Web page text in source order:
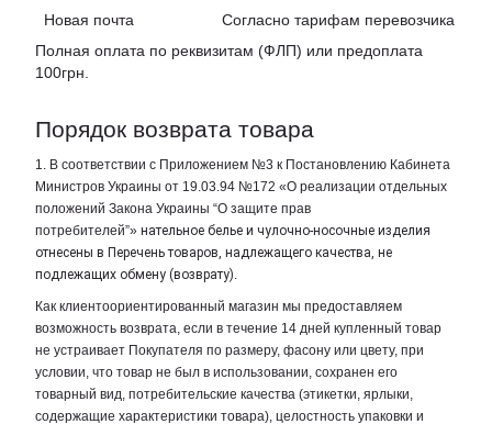
Новая почта Согласно тарифам перевозчика
Полная оплата по реквизитам (ФЛП) или предоплата
100грн.
Порядок возврата товара
1. В соответствии с Приложением №3 к Постановлению Кабинета
Министров Украины от 19.03.94 №172 «О реализации отдельных
положений Закона Украины “О защите прав
потребителей”» нательное белье и чулочно-носочные изделия
отнесены в Перечень товаров, надлежащего качества, не
подлежащих обмену (возврату).
Как клиентоориентированный магазин мы предоставляем
возможность возврата, если в течение 14 дней купленный товар
не устраивает Покупателя по размеру, фасону или цвету, при
условии, что товар не был в использовании, сохранен его
товарный вид, потребительские качества (этикетки, ярлыки,
содержащие характеристики товара), целостность упаковки и